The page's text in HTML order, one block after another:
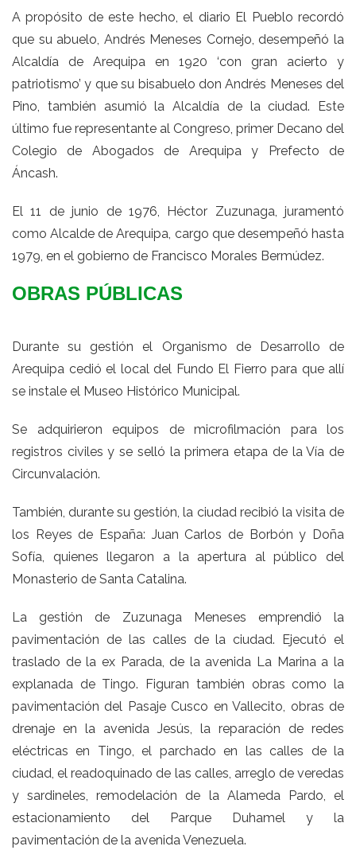
A propósito de este hecho, el diario El Pueblo recordó
que su abuelo, Andrés Meneses Cornejo, desempeñó la
Alcaldía de Arequipa en 1920 ‘con gran acierto y
patriotismo’ y que su bisabuelo don Andrés Meneses del
Pino, también asumió la Alcaldía de la ciudad. Este
último fue representante al Congreso, primer Decano del
Colegio de Abogados de Arequipa y Prefecto de
Áncash.
El 11 de junio de 1976, Héctor Zuzunaga, juramentó
como Alcalde de Arequipa, cargo que desempeñó hasta
1979, en el gobierno de Francisco Morales Bermúdez.
OBRAS PÚBLICAS
Durante su gestión el Organismo de Desarrollo de
Arequipa cedió el local del Fundo El Fierro para que allí
se instale el Museo Histórico Municipal.
Se adquirieron equipos de microfilmación para los
registros civiles y se selló la primera etapa de la Vía de
Circunvalación.
También, durante su gestión, la ciudad recibió la visita de
los Reyes de España: Juan Carlos de Borbón y Doña
Sofía, quienes llegaron a la apertura al público del
Monasterio de Santa Catalina.
La gestión de Zuzunaga Meneses emprendió la
pavimentación de las calles de la ciudad. Ejecutó el
traslado de la ex Parada, de la avenida La Marina a la
explanada de Tingo. Figuran también obras como la
pavimentación del Pasaje Cusco en Vallecito, obras de
drenaje en la avenida Jesús, la reparación de redes
eléctricas en Tingo, el parchado en las calles de la
ciudad, el readoquinado de las calles, arreglo de veredas
y sardineles, remodelación de la Alameda Pardo, el
estacionamiento del Parque Duhamel y la
pavimentación de la avenida Venezuela.